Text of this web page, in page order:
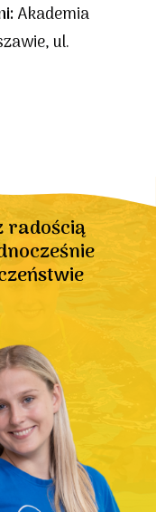
Akademia
ul.
radością